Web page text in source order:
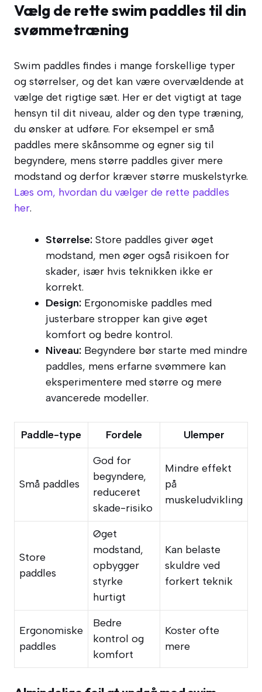
Vælg de rette swim paddles til din
svømmetræning
Swim paddles findes i mange forskellige typer
og størrelser, og det kan være overvældende at
vælge det rigtige sæt. Her er det vigtigt at tage
hensyn til dit niveau, alder og den type træning,
du ønsker at udføre. For eksempel er små
paddles mere skånsomme og egner sig til
begyndere, mens større paddles giver mere
modstand og derfor kræver større muskelstyrke.
Læs om, hvordan du vælger de rette paddles
her.
Størrelse: Store paddles giver øget
modstand, men øger også risikoen for
skader, især hvis teknikken ikke er
korrekt.
Design: Ergonomiske paddles med
justerbare stropper kan give øget
komfort og bedre kontrol.
Niveau: Begyndere bør starte med mindre
paddles, mens erfarne svømmere kan
eksperimentere med større og mere
avancerede modeller.
Paddle-type Fordele Ulemper
Små paddles
God for
begyndere,
reduceret
skade-risiko
Mindre effekt
på
muskeludvikling
Store
paddles
Øget
modstand,
opbygger
styrke
hurtigt
Kan belaste
skuldre ved
forkert teknik
Ergonomiske
paddles
Bedre
kontrol og
komfort
Koster ofte
mere